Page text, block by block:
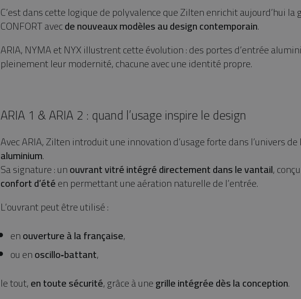
C’est dans cette logique de polyvalence que Zilten enrichit aujourd’hui la
CONFORT avecde nouveaux modèles au design contemporain.
ARIA, NYMA et NYX illustrent cette évolution : des portes d’entrée
pleinement leur modernité, chacune avec une identité propre.
ARIA 1 & ARIA 2 : quand l’usage inspire le design
Avec ARIA, Zilten introduit une innovation d’usage forte dans l’univers
aluminium.
Sa signature : unouvrant vitré intégré directement dans le vantail,
confort d’étéen permettant une aération naturelle de l’entrée.
L’ouvrant peut être utilisé :
enouverture à la française,
ou enoscillo‑battant,
le tout,en toute sécurité, grâce à unegrille intégrée dès la conception.